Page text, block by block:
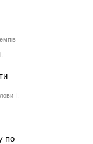
І.
по